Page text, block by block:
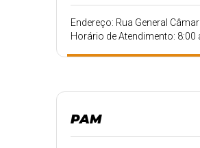
Endereço: Rua General
Horário de Atendimento: 8:00
PAM